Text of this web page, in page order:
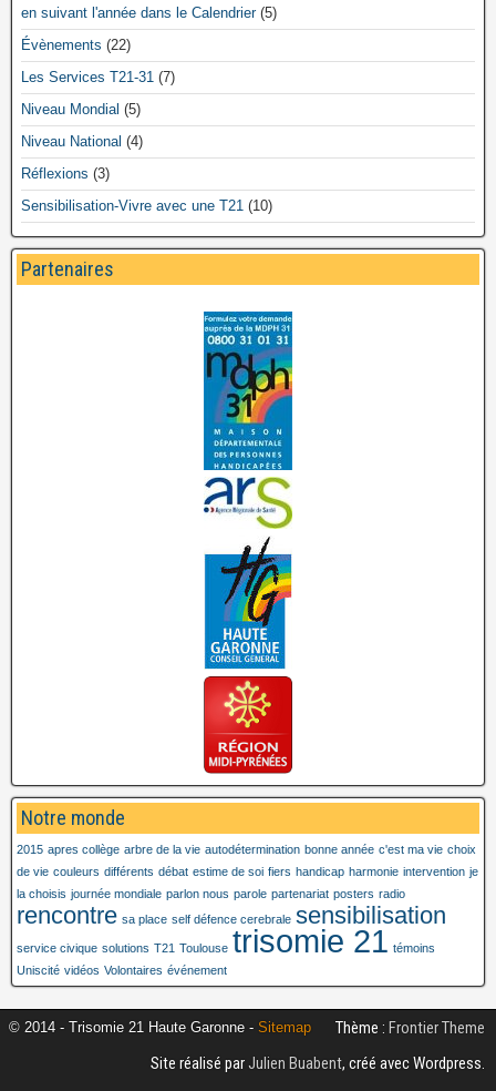
en suivant l'année dans le Calendrier(5)
Évènements (22)
Les Services T21-31 (7)
Niveau Mondial (5)
Niveau National (4)
Réflexions (3)
Sensibilisation-Vivre avec une T21 (10)
Partenaires
Notre monde
2015 apres collège arbre de la vie autodétermination bonne année c'est ma vie choix
de vie couleurs différents débat estime de soi fiers handicap harmonie intervention je
la choisis journée mondiale parlon nous parole partenariat posters radio
rencontre sa place self défence cerebrale sensibilisation
service civique solutions T21 Toulouse trisomie 21 témoins
Uniscité vidéos Volontaires événement
© 2014 - Trisomie 21 Haute Garonne - Sitemap Thème : Frontier Theme
Site réalisé parJulien Buabent, créé avec Wordpress.